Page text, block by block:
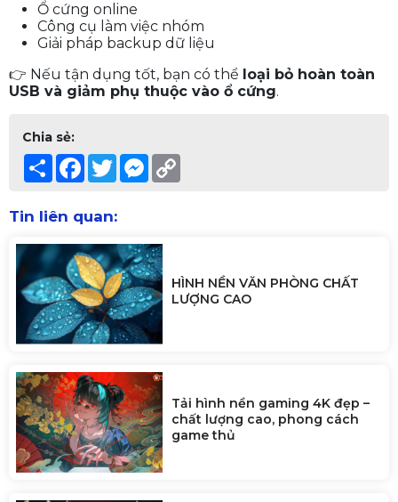
Ổ cứng online
Công cụ làm việc nhóm
Giải pháp backup dữ liệu
👉 Nếu tận dụng tốt, bạn có thể loại bỏ hoàn toàn
USB và giảm phụ thuộc vào ổ cứng.
Chia sẻ:
Share Facebook
TwitterMessenger
Tin liên quan:
HÌNH NỀN VĂN PHÒNG CHẤT
LƯỢNG CAO
Tải hình nền gaming 4K đẹp –
chất lượng cao, phong cách
game thủ